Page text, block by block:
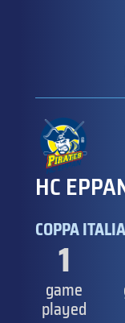
HC
COPPA
1
game
played